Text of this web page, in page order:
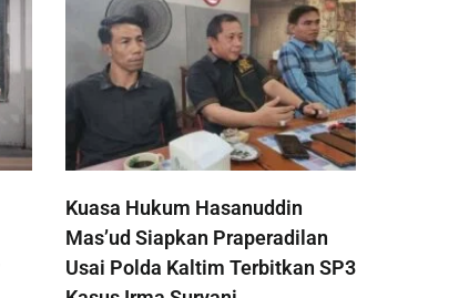
Kuasa Hukum Hasanuddin
Mas’ud Siapkan Praperadilan
Usai Polda Kaltim Terbitkan SP3